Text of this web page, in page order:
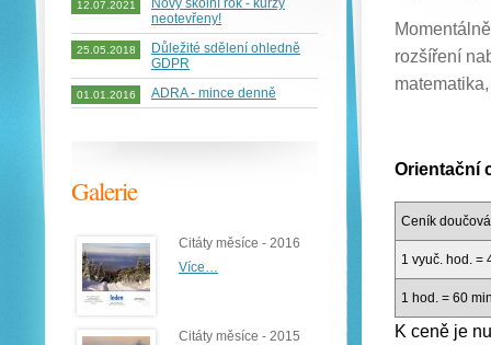
rozšíření
Orientační
Ceník
1 vyuč. hod. =
1 hod. = 60
K ceně je
12.07.2021
Nový školní rok - kurzy
neotevřeny!
25.05.2018
Důležité sdělení ohledně
GDPR
01.01.2016 ADRA - mince denně
Galerie
Citáty měsíce - 2016
Více…
Citáty měsíce - 2015